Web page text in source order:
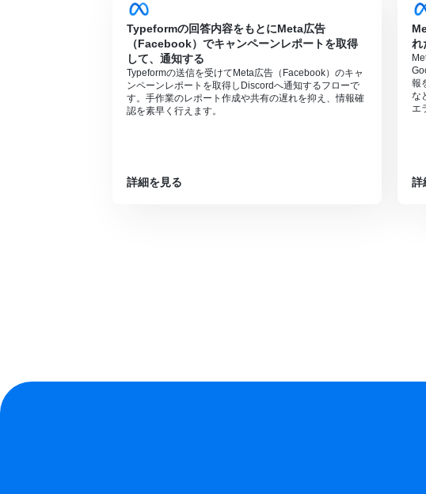
Typeformの回答内容をもとにMeta広告
（Facebook）でキャンペーンレポートを取得
して、通知する
Typeformの送信を受けてMeta広告（Facebook）のキャ
ンペーンレポートを取得しDiscordへ通知するフローで
す。手作業のレポート作成や共有の遅れを抑え、情報確
認を素早く行えます。
詳細を見る
れ
報
な
エ
詳